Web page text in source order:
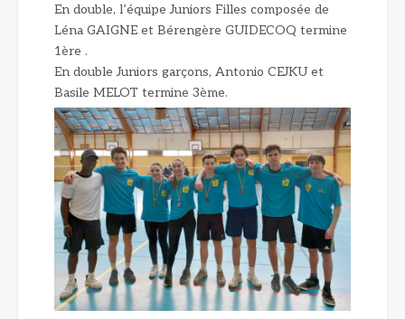
En double, l’équipe Juniors Filles composée de
Léna GAIGNE et Bérengère GUIDECOQ termine
1ère .
En double Juniors garçons, Antonio CEJKU et
Basile MELOT termine 3ème.